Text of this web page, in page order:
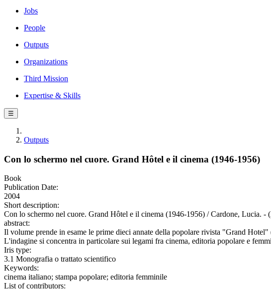
Jobs
People
Outputs
Organizations
Third Mission
Expertise & Skills
☰
Outputs
Con lo schermo nel cuore. Grand Hôtel e il cinema (1946-1956)
Book
Publication Date:
2004
Short description:
Con lo schermo nel cuore. Grand Hôtel e il cinema (1946-1956) / Cardone, Lucia. -
abstract:
Il volume prende in esame le prime dieci annate della popolare rivista "Grand
L'indagine si concentra in particolare sui legami fra cinema, editoria popolare e
Iris type:
3.1 Monografia o trattato scientifico
Keywords:
cinema italiano; stampa popolare; editoria femminile
List of contributors: